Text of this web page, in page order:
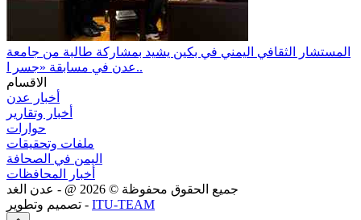
المستشار الثقافي اليمني في بكين يشيد بمشاركة طالبة من جامعة
عدن في مسابقة «جسر ا..
الاقسام
أخبار عدن
أخبار وتقارير
حوارات
ملفات وتحقيقات
اليمن في الصحافة
أخبار المحافظات
جميع الحقوق محفوظة © 2026 @ - عدن الغد
تصميم وتطوير - ITU-TEAM